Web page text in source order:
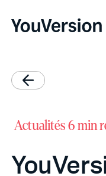
Actualités 6 min